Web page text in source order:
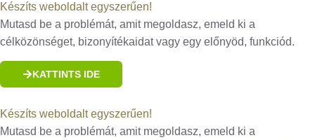
Készíts weboldalt egyszerűen!
Mutasd be a problémát, amit megoldasz, emeld ki a
célközönséget, bizonyítékaidat vagy egy előnyöd, funkciód.
KATTINTS IDE
Készíts weboldalt egyszerűen!
Mutasd be a problémát, amit megoldasz, emeld ki a